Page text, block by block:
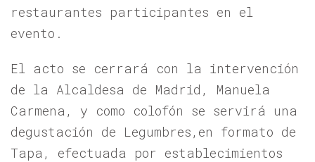
restaurantes participantes en el
evento.
El acto se cerrará con la intervención
de la Alcaldesa de Madrid, Manuela
Carmena, y como colofón se servirá una
degustación de Legumbres,en formato de
Tapa, efectuada por establecimientos